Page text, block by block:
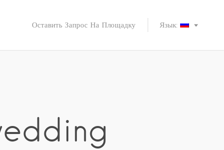
Оставить Запрос На Площадку Язык: